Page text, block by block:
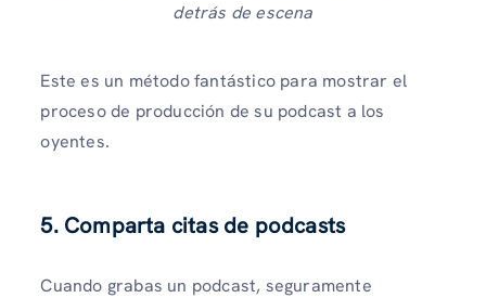
detrás de escena
Este es un método fantástico para mostrar el
proceso de producción de su podcast a los
oyentes.
5. Comparta citas de podcasts
Cuando grabas un podcast, seguramente